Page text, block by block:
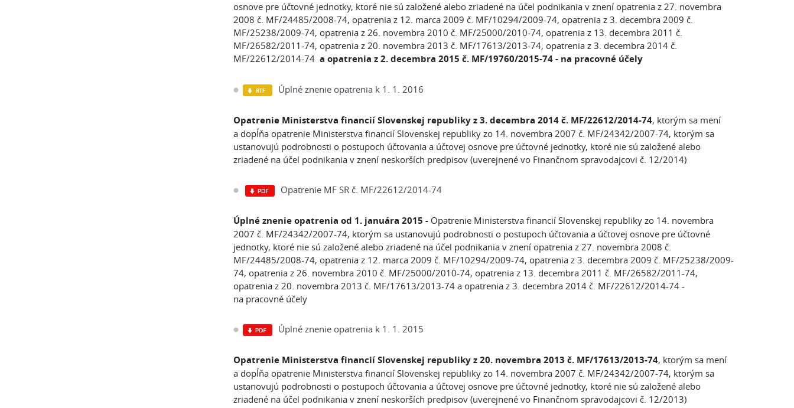
osnove pre účtovné jednotky, ktoré nie sú založené alebo zriadené na účel podnikania v znení opatrenia z 27. novembra
2008 č. MF/24485/2008-74, opatrenia z 12. marca 2009 č. MF/10294/2009-74, opatrenia z 3. decembra 2009 č.
MF/25238/2009-74, opatrenia z 26. novembra 2010 č. MF/25000/2010-74, opatrenia z 13. decembra 2011 č.
MF/26582/2011-74, opatrenia z 20. novembra 2013 č. MF/17613/2013-74, opatrenia z 3. decembra 2014 č.
MF/22612/2014-74 a opatrenia z 2. decembra 2015 č. MF/19760/2015-74 - na pracovné účely
Úplné znenie opatrenia k 1. 1. 2016
Opatrenie Ministerstva financií Slovenskej republiky z 3. decembra 2014 č. MF/22612/2014-74, ktorým sa mení
a dopĺňa opatrenie Ministerstva financií Slovenskej republiky zo 14. novembra 2007 č. MF/24342/2007-74, ktorým sa
ustanovujú podrobnosti o postupoch účtovania a účtovej osnove pre účtovné jednotky, ktoré nie sú založené alebo
zriadené na účel podnikania v znení neskorších predpisov (uverejnené vo Finančnom spravodajcovi č. 12/2014)
Opatrenie MF SR č. MF/22612/2014-74
Úplné znenie opatrenia od 1. januára 2015 - Opatrenie Ministerstva financií Slovenskej republiky zo 14. novembra
2007 č. MF/24342/2007-74, ktorým sa ustanovujú podrobnosti o postupoch účtovania a účtovej osnove pre účtovné
jednotky, ktoré nie sú založené alebo zriadené na účel podnikania v znení opatrenia z 27. novembra 2008 č.
MF/24485/2008-74, opatrenia z 12. marca 2009 č. MF/10294/2009-74, opatrenia z 3. decembra 2009 č. MF/25238/2009-
74, opatrenia z 26. novembra 2010 č. MF/25000/2010-74, opatrenia z 13. decembra 2011 č. MF/26582/2011-74,
opatrenia z 20. novembra 2013 č. MF/17613/2013-74 a opatrenia z 3. decembra 2014 č. MF/22612/2014-74 -
na pracovné účely
Úplné znenie opatrenia k 1. 1. 2015
Opatrenie Ministerstva financií Slovenskej republiky z 20. novembra 2013 č. MF/17613/2013-74, ktorým sa mení
a dopĺňa opatrenie Ministerstva financií Slovenskej republiky zo 14. novembra 2007 č. MF/24342/2007-74, ktorým sa
ustanovujú podrobnosti o postupoch účtovania a účtovej osnove pre účtovné jednotky, ktoré nie sú založené alebo
zriadené na účel podnikania v znení neskorších predpisov (uverejnené vo Finančnom spravodajcovi č. 12/2013)